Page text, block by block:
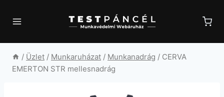
/ Üzlet / Munkaruházat / Munkanadrág / CERVA
EMERTON STR mellesnadrág